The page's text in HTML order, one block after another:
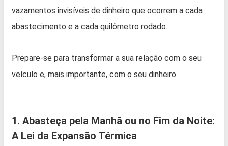
vazamentos invisíveis de dinheiro que ocorrem a cada
abastecimento e a cada quilômetro rodado.
Prepare-se para transformar a sua relação com o seu
veículo e, mais importante, com o seu dinheiro.
1. Abasteça pela Manhã ou no Fim da Noite:
A Lei da Expansão Térmica